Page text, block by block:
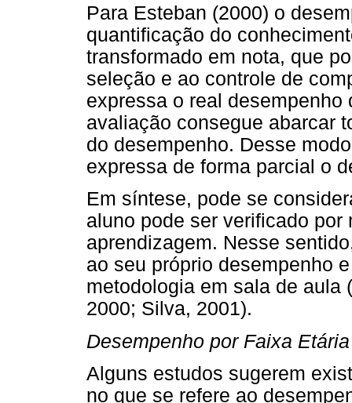
Para Esteban (2000) o
quantificação do
transformado em nota, que
seleção e ao controle de
expressa o real
avaliação consegue abarcar
do desempenho. Desse
expressa de forma parcial o
Em síntese, pode se
aluno pode ser verificado
aprendizagem. Nesse
ao seu próprio desempenho
metodologia em sala de aula
2000; Silva, 2001).
Desempenho por Faixa
Alguns estudos sugerem
no que se refere ao